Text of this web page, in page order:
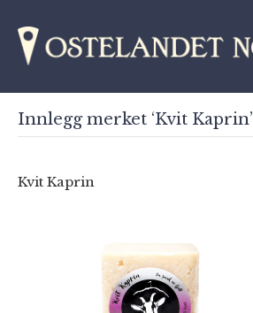
Innlegg merket ‘Kvit Kaprin’
Kvit Kaprin